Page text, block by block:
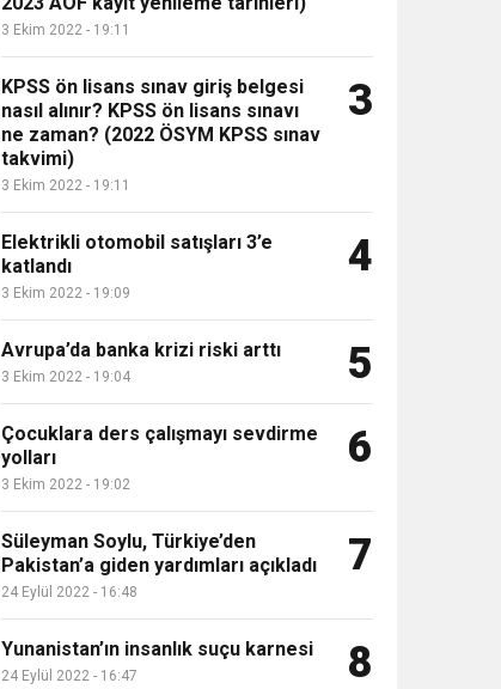
3 Ekim 2022 - 19:11
KPSS ön lisans sınav giriş belgesi
nasıl alınır? KPSS ön lisans sınavı
ne zaman? (2022 ÖSYM KPSS sınav
takvimi)
3 Ekim 2022 - 19:11
3
Elektrikli otomobil satışları 3’e
katlandı
3 Ekim 2022 - 19:09
4
Avrupa’da banka krizi riski arttı
3 Ekim 2022 - 19:04 5
Çocuklara ders çalışmayı sevdirme
yolları
3 Ekim 2022 - 19:02
6
Süleyman Soylu, Türkiye’den
Pakistan’a giden yardımları açıkladı
24 Eylül 2022 - 16:48
7
Yunanistan’ın insanlık suçu karnesi
24 Eylül 2022 - 16:47 8